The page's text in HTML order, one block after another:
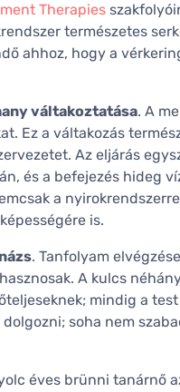
Therapies
természetes
ahhoz, hogy a
váltakoztatása. A
Ez a váltakozás
Az eljárás
és a befejezés hideg
a
is.
. Tanfolyam
A kulcs
mindig a
soha nem
éves brünni tanárnő